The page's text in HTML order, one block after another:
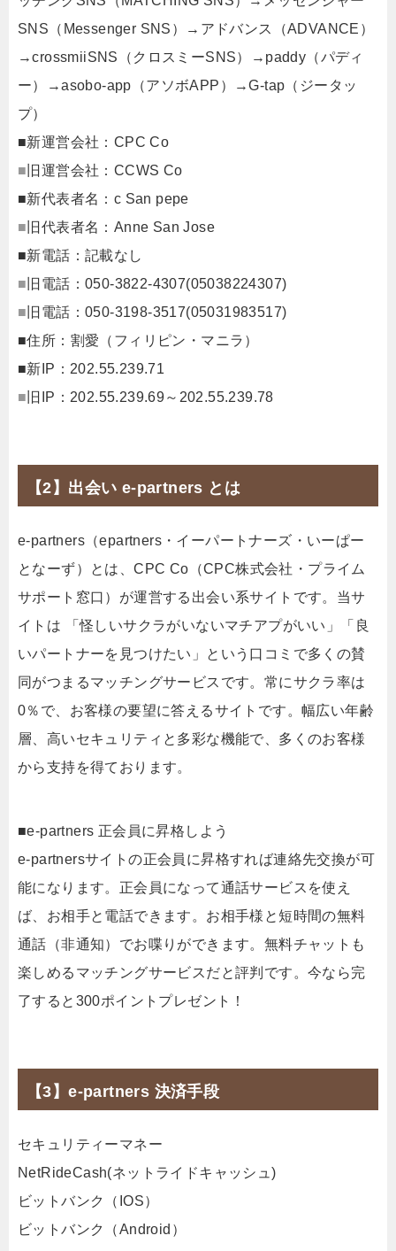
SNS（Messenger SNS）→アドバンス（ADVANCE）
→crossmiiSNS（クロスミーSNS）→paddy（パディ
ー）→asobo-app（アソボAPP）→G-tap（ジータッ
プ）
■新運営会社：CPC Co
■ 旧運営会社：CCWS Co
■新代表者名：c San pepe
■ 旧代表者名：Anne San Jose
■新電話：記載なし
■ 旧電話：050-3822-4307(05038224307)
■ 旧電話：050-3198-3517(05031983517)
■住所：割愛（フィリピン・マニラ）
■新IP：202.55.239.71
■ 旧IP：202.55.239.69～202.55.239.78
【2】出会い e-partners とは
e-partners（epartners・イーパートナーズ・いーぱー
となーず）とは、CPC Co（CPC株式会社・プライム
サポート窓口）が運営する出会い系サイトです。当サ
イトは 「怪しいサクラがいないマチアプがいい」「良
いパートナーを見つけたい」という口コミで多くの賛
同がつまるマッチングサービスです。常にサクラ率は
0％で、お客様の要望に答えるサイトです。幅広い年齢
層、高いセキュリティと多彩な機能で、多くのお客様
から支持を得ております。
■e-partners 正会員に昇格しよう
e-partnersサイトの正会員に昇格すれば連絡先交換が可
能になります。正会員になって通話サービスを使え
ば、お相手と電話できます。お相手様と短時間の無料
通話（非通知）でお喋りができます。無料チャットも
楽しめるマッチングサービスだと評判です。今なら完
了すると300ポイントプレゼント！
【3】e-partners 決済手段
セキュリティーマネー
NetRideCash(ネットライドキャッシュ)
ビットバンク（IOS）
ビットバンク（Android）